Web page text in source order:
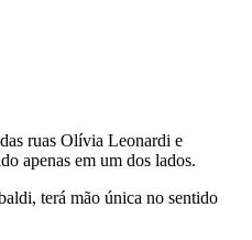
ruas Olívia Leonardi e
apenas em um dos lados.
terá mão única no sentido